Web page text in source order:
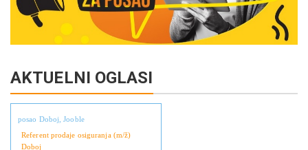
AKTUELNI OGLASI
posao Doboj, Jooble
Referent prodaje osiguranja (m/ž)
Doboj